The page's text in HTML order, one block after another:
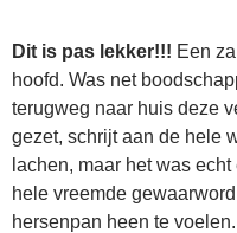
Dit is pas lekker!!! Een
hoofd. Was net
terugweg naar huis deze
gezet, schrijt aan de hele
lachen, maar het was
hele vreemde
hersenpan heen te